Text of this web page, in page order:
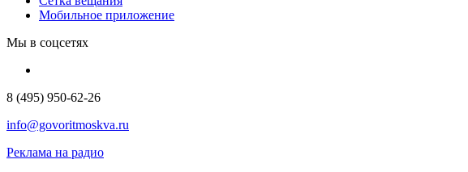
Мобильное приложение
Мы в соцсетях
8 (495) 950-62-26
info@govoritmoskva.ru
Реклама на радио